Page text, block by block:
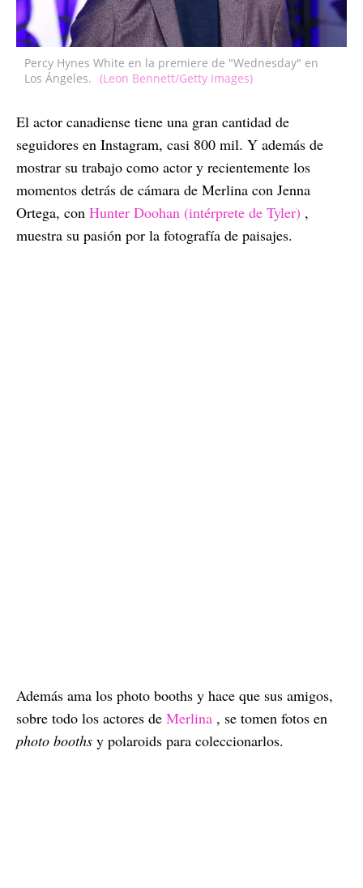
Percy Hynes White en la premiere de "Wednesday" en
Los Ángeles. (Leon Bennett/Getty Images)
El actor canadiense tiene una gran cantidad de
seguidores en Instagram, casi 800 mil. Y además de
mostrar su trabajo como actor y recientemente los
momentos detrás de cámara de Merlina con Jenna
Ortega, con Hunter Doohan (intérprete de Tyler) ,
muestra su pasión por la fotografía de paisajes.
Además ama los photo booths y hace que sus amigos,
sobre todo los actores de Merlina , se tomen fotos en
photo booths y polaroids para coleccionarlos.